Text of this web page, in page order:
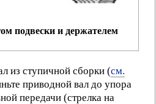
подвески и держателем
из ступичной сборки (см.
приводной вал до упора
передачи (стрелка на